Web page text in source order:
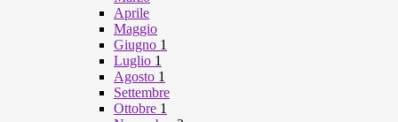
Aprile
Maggio
Giugno 1
Luglio 1
Agosto 1
Settembre
Ottobre 1